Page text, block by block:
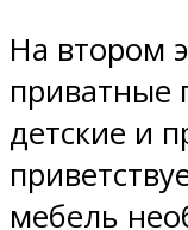
На втором
приватные
детские и
мебель